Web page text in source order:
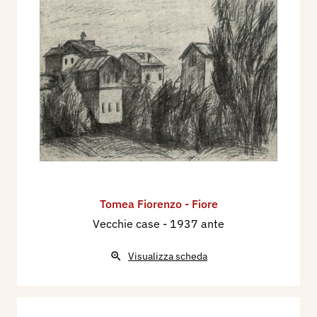
1945 - Tomea. Testo di Beniamino Dal Fabbro,
Venezia, Edizioni del Cavallino, pp. 24 + 11 tavv,
(6), edizione in 1000 esemplari.
1950 - VI Mostra Italiana di Arte Sacra per la
Casa Cristiana - Primavera all'Angelicum,
catalogo mostra, Milano, p. 20.
1953 - Esposizione Nazionale d'Arte. Biennale di
Brera e della Permanente, catalogo mostra, tav.
Casa indetta dall' "Angelicum" di Milano, Aprile -
maggio 1955, Città del Vaticano, Fede e Arte,
Tomea Fiorenzo - Fiore
Vecchie case - 1937 ante
Visualizza scheda